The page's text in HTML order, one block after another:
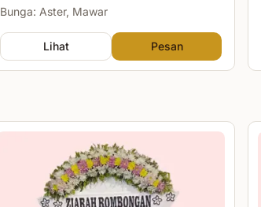
Bunga: Aster, Mawar
Lihat Pesan